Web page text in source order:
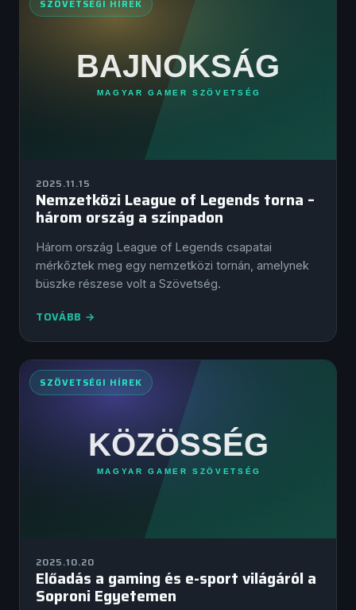
SZÖVETSÉGI HÍREK
2025.11.15
Nemzetközi League of Legends torna –
három ország a színpadon
Három ország League of Legends csapatai
mérkőztek meg egy nemzetközi tornán, amelynek
büszke részese volt a Szövetség.
TOVÁBB →
SZÖVETSÉGI HÍREK
2025.10.20
Előadás a gaming és e-sport világáról a
Soproni Egyetemen